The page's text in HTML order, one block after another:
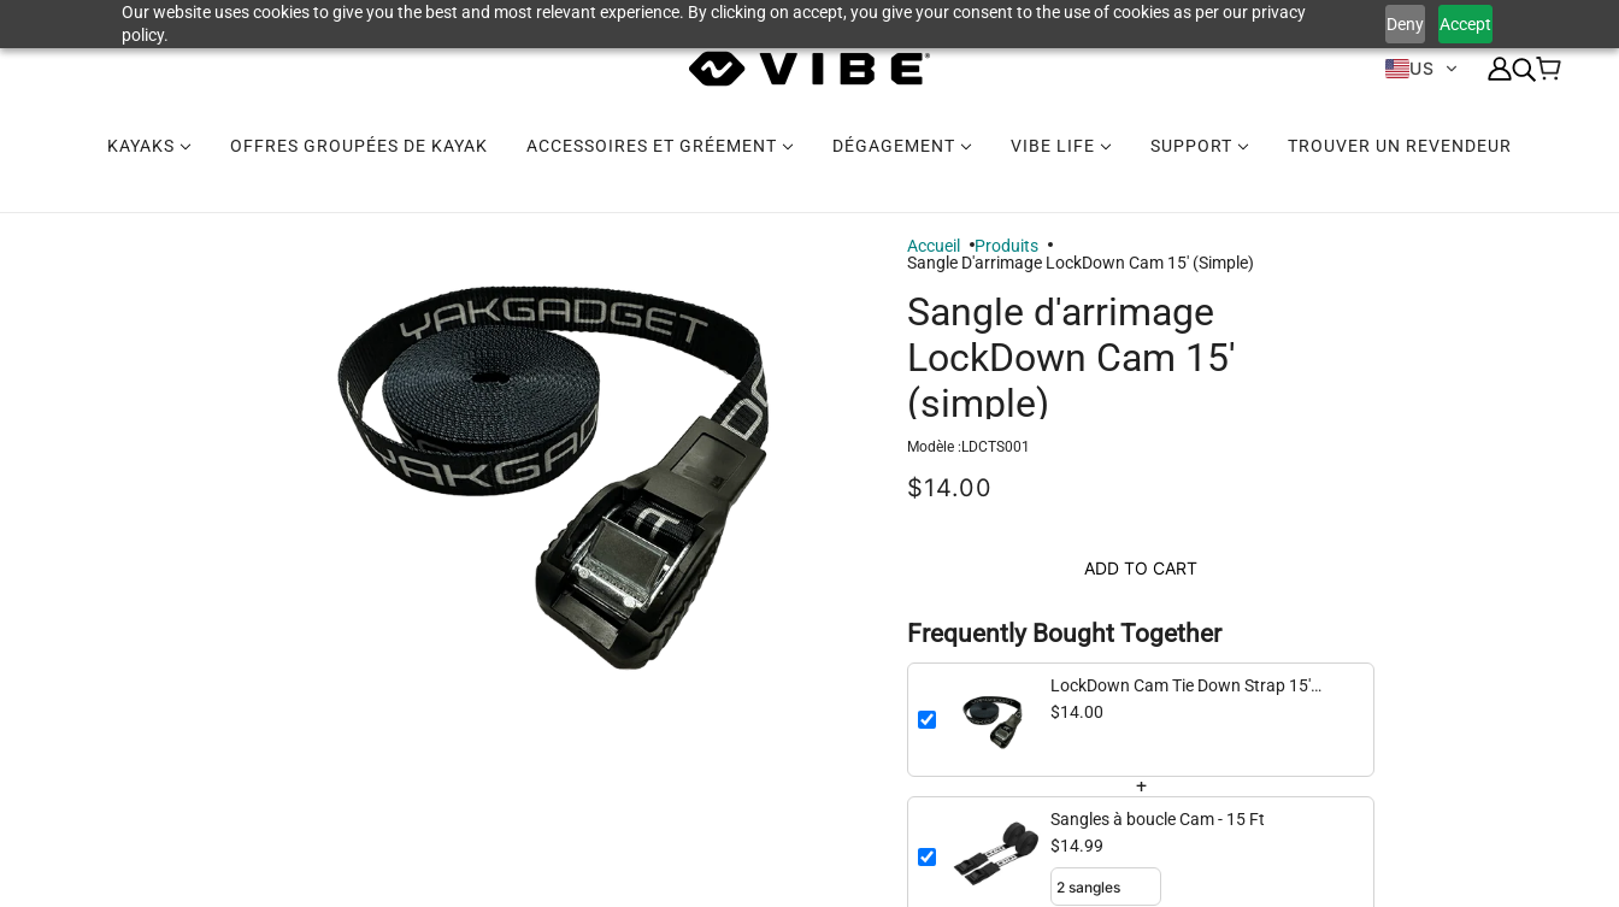
Our website uses cookies to give you the best and most relevant experience. By clicking on accept, you give your consent to the use of cookies as per our privacy
policy.
Deny Accept
US
KAYAKS OFFRES GROUPÉES DE KAYAK ACCESSOIRES ET GRÉEMENT DÉGAGEMENT VIBE LIFE SUPPORT TROUVER UN REVENDEUR
Accueil
Produits
Sangle D'arrimage LockDown Cam 15' (simple)
Sangle d'arrimage
LockDown Cam 15'
(simple)
Modèle : LDCTS001
$14.00
ADD TO CART
Frequently Bought Together
LockDown Cam Tie Down Strap 15'
(Single)
$14.00
+
Sangles à boucle Cam - 15 Ft
$14.99